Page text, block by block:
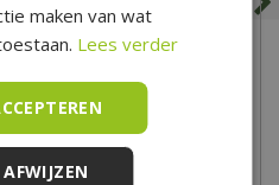
Terrastegel Nero 60x60
25,95
maken van wat
Lees verder